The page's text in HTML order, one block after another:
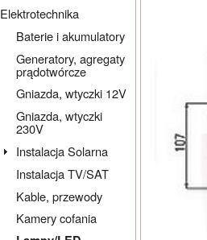
Elektrotechnika
Baterie i akumulatory
Generatory, agregaty
prądotwórcze
Gniazda, wtyczki 12V
Gniazda, wtyczki
230V
Instalacja Solarna
Instalacja TV/SAT
Kable, przewody
Kamery cofania